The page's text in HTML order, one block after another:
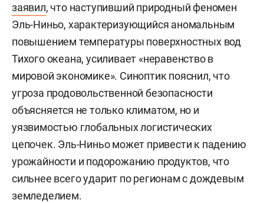
заявил, что наступивший природный феномен
Эль-Ниньо, характеризующийся аномальным
повышением температуры поверхностных вод
Тихого океана, усиливает «неравенство в
мировой экономике». Синоптик пояснил, что
угроза продовольственной безопасности
объясняется не только климатом, но и
уязвимостью глобальных логистических
цепочек. Эль-Ниньо может привести к падению
урожайности и подорожанию продуктов, что
сильнее всего ударит по регионам с дождевым
земледелием.